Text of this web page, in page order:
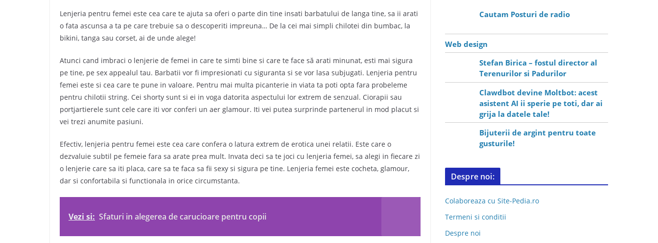
Lenjeria pentru femei este cea care te ajuta sa oferi o parte din tine insati barbatului de langa tine, sa ii arati
o fata ascunsa a ta pe care trebuie sa o descoperiti impreuna… De la cei mai simpli chilotei din bumbac, la
bikini, tanga sau corset, ai de unde alege!
Atunci cand imbraci o lenjerie de femei in care te simti bine si care te face să arati minunat, esti mai sigura
pe tine, pe sex appealul tau. Barbatii vor fi impresionati cu siguranta si se vor lasa subjugati. Lenjeria pentru
femei este si cea care te pune in valoare. Pentru mai multa picanterie in viata ta poti opta fara probeleme
pentru chilotii string. Cei shorty sunt si ei in voga datorita aspectului lor extrem de senzual. Ciorapii sau
portjartierele sunt cele care iti vor conferi un aer glamour. Iti vei putea surprinde partenerul in mod placut si
vei trezi anumite pasiuni.
Efectiv, lenjeria pentru femei este cea care confera o latura extrem de erotica unei relatii. Este care o
dezvaluie subtil pe femeie fara sa arate prea mult. Invata deci sa te joci cu lenjeria femei, sa alegi in fiecare zi
o lenjerie care sa iti placa, care sa te faca sa fii sexy si sigura pe tine. Lenjeria femei este cocheta, glamour,
dar si confortabila si functionala in orice circumstanta.
Vezi si: Sfaturi in alegerea de carucioare pentru copii
Cautam Posturi de radio
Web design
Stefan Birica – fostul director al
Terenurilor si Padurilor
Clawdbot devine Moltbot: acest
asistent AI ii sperie pe toti, dar ai
grija la datele tale!
Bijuterii de argint pentru toate
gusturile!
Despre noi:
Colaboreaza cu Site-Pedia.ro
Termeni si conditii
Despre noi